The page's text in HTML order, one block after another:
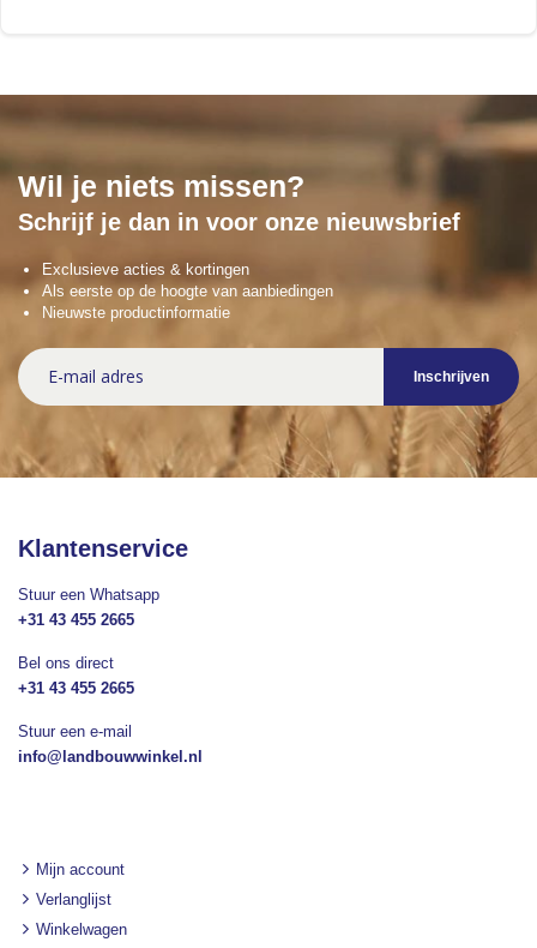
Wil je niets missen?
Schrijf je dan in voor onze nieuwsbrief
Exclusieve acties & kortingen
Als eerste op de hoogte van aanbiedingen
Nieuwste productinformatie
Abonneer
u
op
Inschrijven
Klantenservice
Stuur een Whatsapp
+31 43 455 2665
Bel ons direct
+31 43 455 2665
Stuur een e-mail
info@landbouwwinkel.nl
Mijn account
Verlanglijst
Winkelwagen